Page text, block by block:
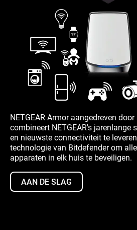
NETGEAR Armor aangedreven
combineert NETGEAR's jarenlange
en nieuwste connectiviteit te
technologie van Bitdefender om
apparaten in elk huis te beveiligen.
AAN DE SLAG